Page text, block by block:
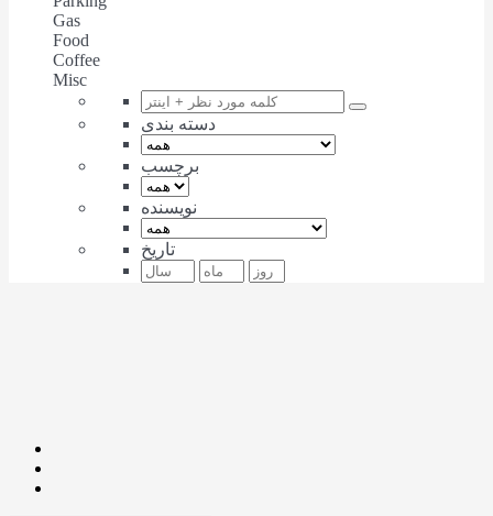
Gas
Food
Coffee
Misc
دسته بندی
برچسب
نویسنده
تاریخ